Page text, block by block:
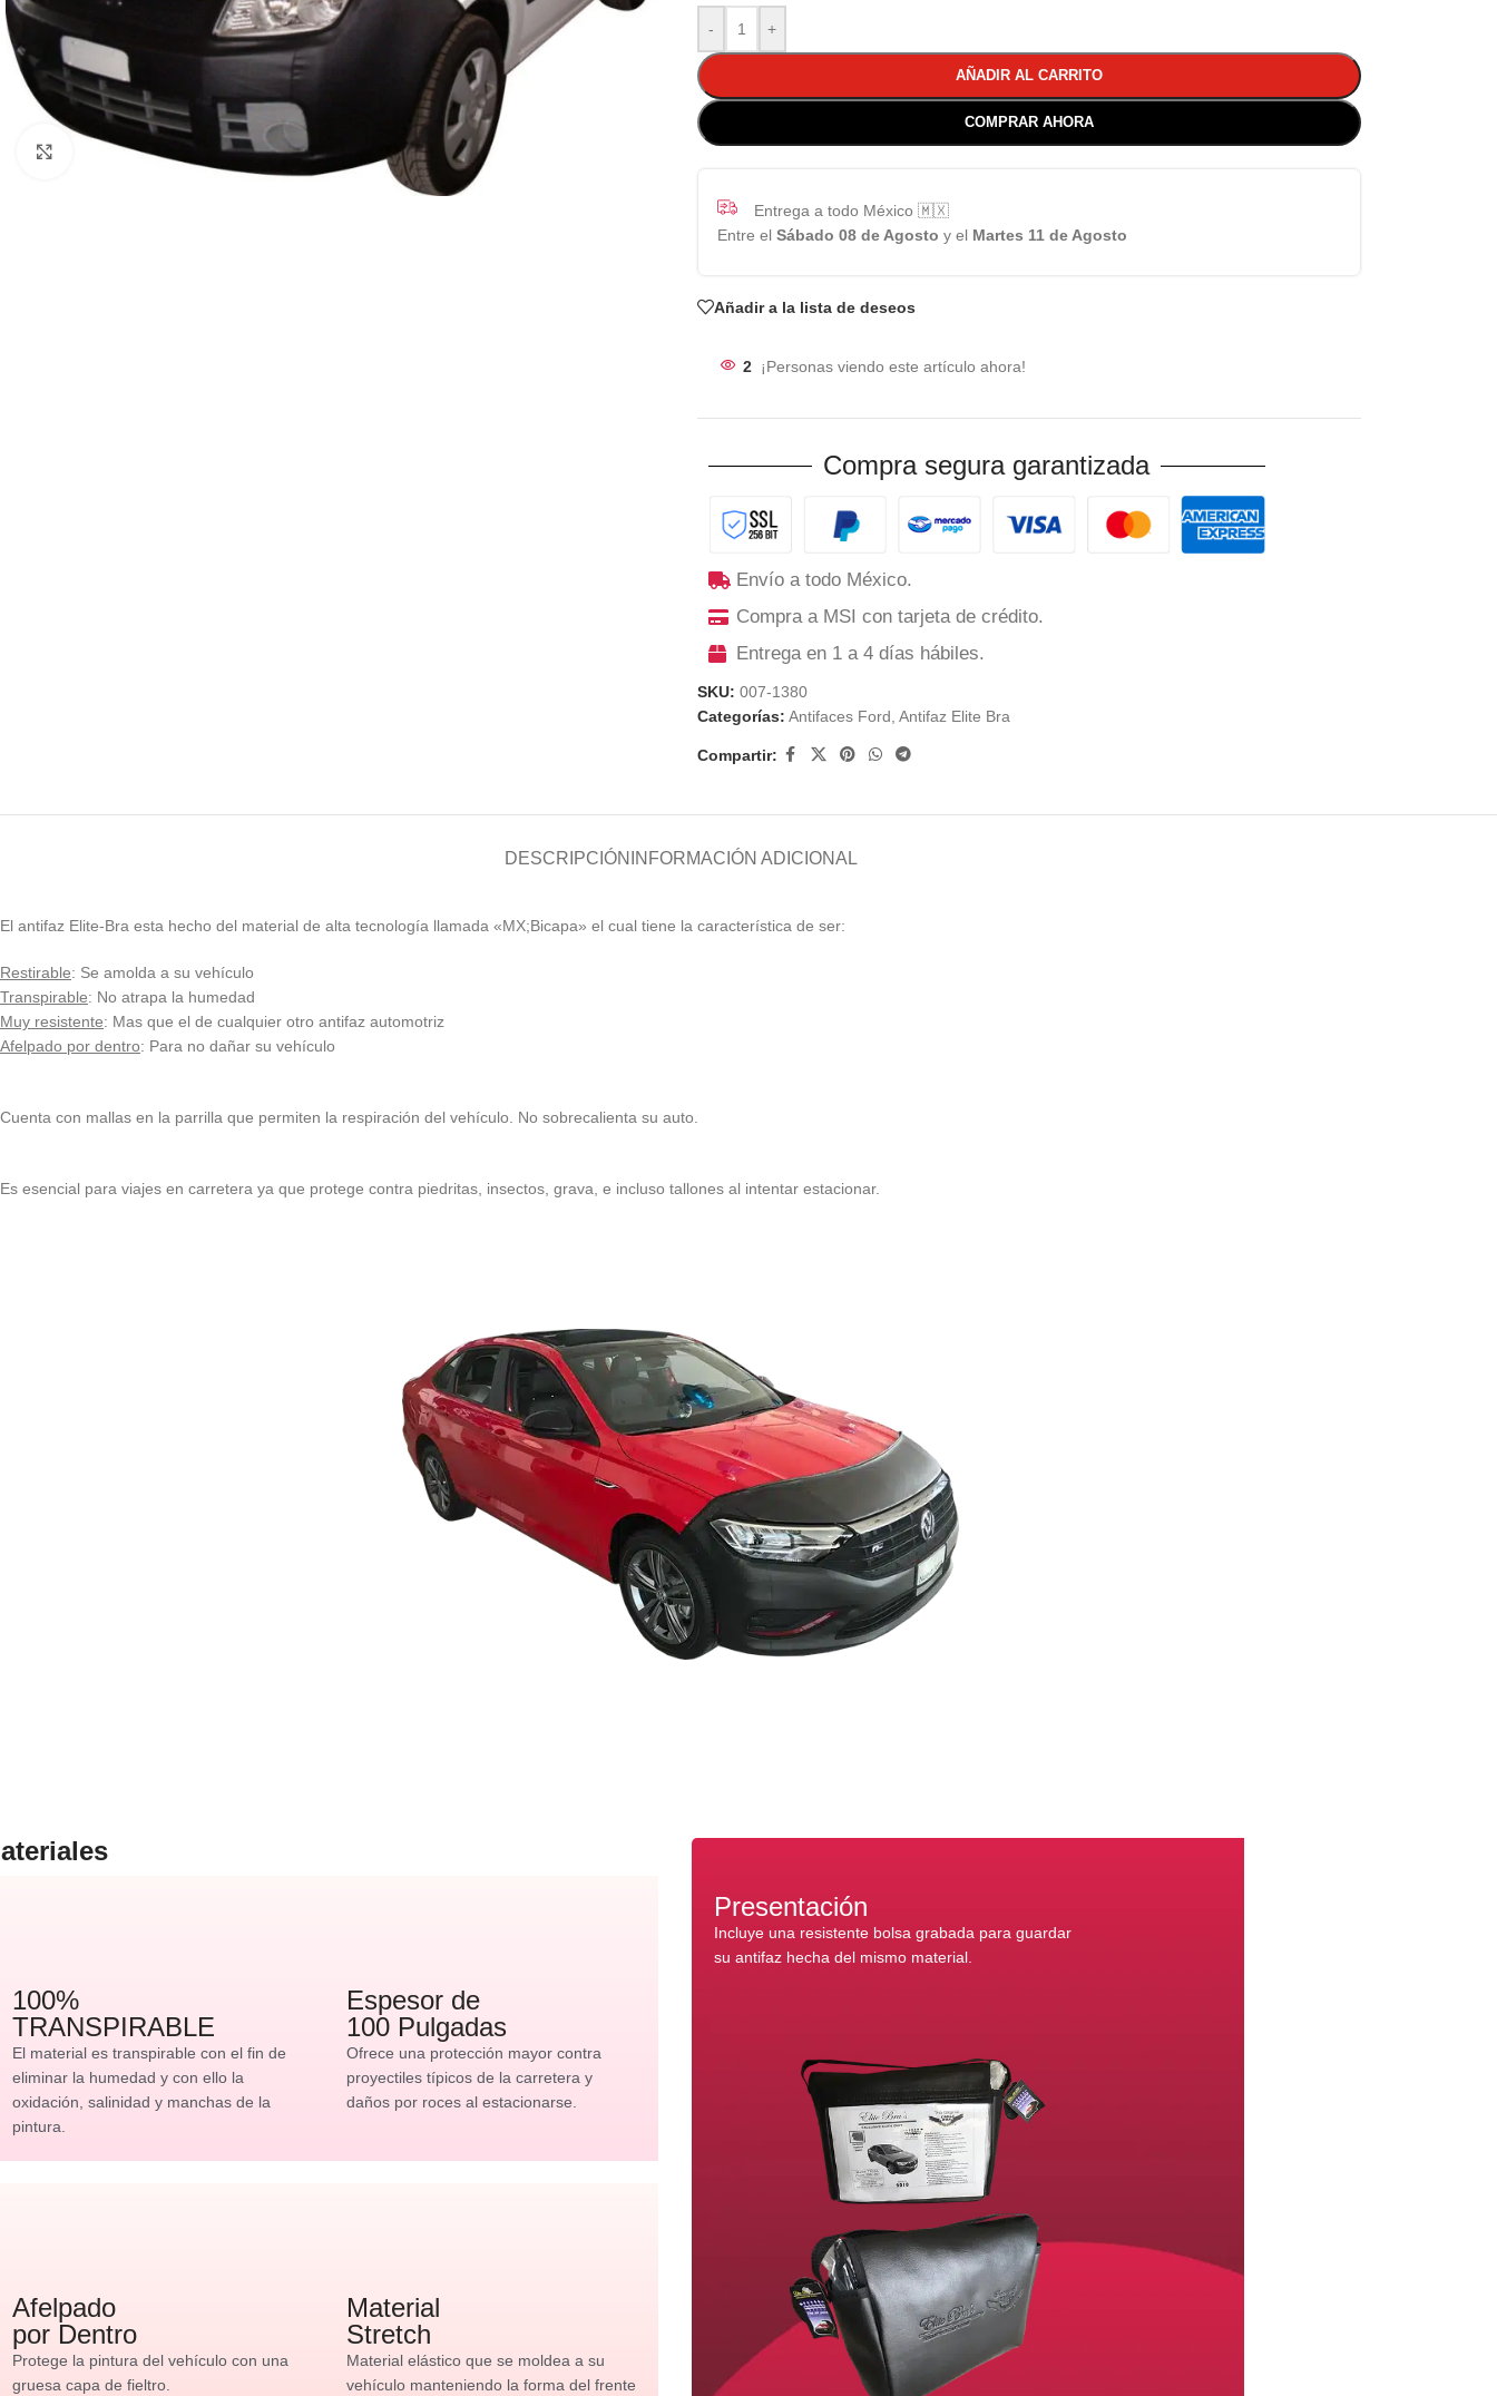
Clic para ampliar
- +
AÑADIR AL CARRITO
COMPRAR AHORA
Entrega a todo México 🇲🇽
Entre el Sábado 08 de Agosto y el Martes 11 de Agosto
Añadir a la lista de deseos
2 ¡Personas viendo este artículo ahora!
Compra segura garantizada
Envío a todo México.
Compra a MSI con tarjeta de crédito.
Entrega en 1 a 4 días hábiles.
SKU: 007-1380
Categorías: Antifaces Ford Antifaz Elite Bra
Compartir:
DESCRIPCIÓN INFORMACIÓN ADICIONAL
El antifaz Elite-Bra esta hecho del material de alta tecnología llamada «MX;Bicapa» el cual tiene la característica de ser:
Restirable: Se amolda a su vehículo
Transpirable: No atrapa la humedad
Muy resistente: Mas que el de cualquier otro antifaz automotriz
Afelpado por dentro: Para no dañar su vehículo
Cuenta con mallas en la parrilla que permiten la respiración del vehículo. No sobrecalienta su auto.
Es esencial para viajes en carretera ya que protege contra piedritas, insectos, grava, e incluso tallones al intentar estacionar.
100%
TRANSPIRABLE
El material es transpirable con el fin de
eliminar la humedad y con ello la
oxidación, salinidad y manchas de la
pintura.
Espesor de
100 Pulgadas
Ofrece una protección mayor contra
proyectiles típicos de la carretera y
daños por roces al estacionarse.
Afelpado
por Dentro
Protege la pintura del vehículo con una
gruesa capa de fieltro.
Material
Stretch
Material elástico que se moldea a su
vehículo manteniendo la forma del frente
Presentación
Incluye una resistente bolsa grabada para guardar
su antifaz hecha del mismo material.